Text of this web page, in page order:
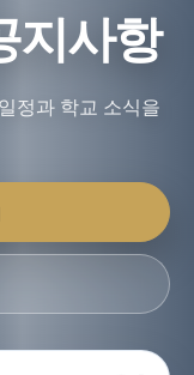
지사항
정과 학교 소식을